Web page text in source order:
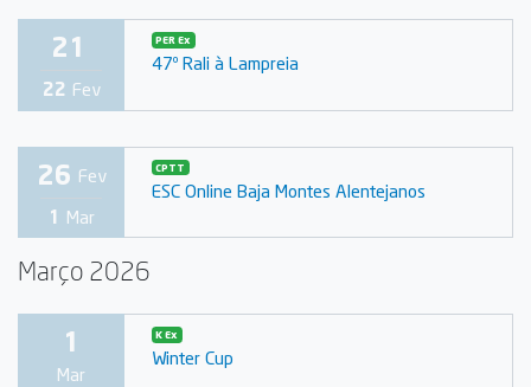
21
22 Fev
PER Ex
47º Rali à Lampreia
26 Fev
1 Mar
CPTT
ESC Online Baja Montes Alentejanos
Março 2026
1
Mar
K Ex
Winter Cup